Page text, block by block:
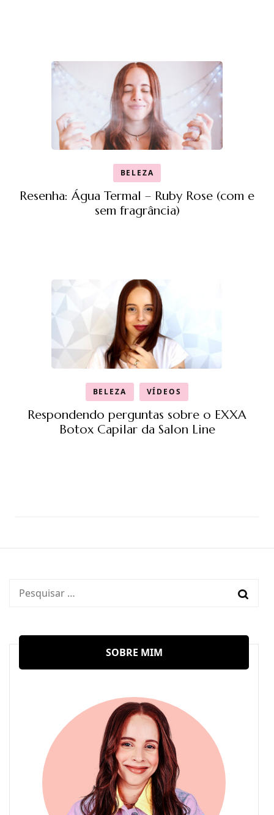
BELEZA
Resenha: Água Termal – Ruby Rose (com e
sem fragrância)
BELEZA VÍDEOS
Respondendo perguntas sobre o EXXA
Botox Capilar da Salon Line
Pesquisar
SOBRE MIM